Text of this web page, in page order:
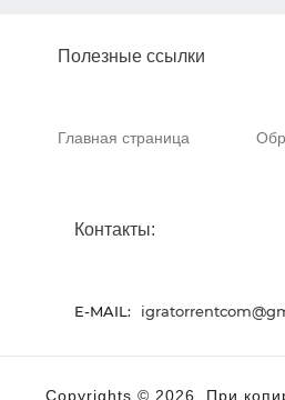
Полезные ссылки
Главная страница
Контакты:
E-MAIL:
Copyrights © 2026. При